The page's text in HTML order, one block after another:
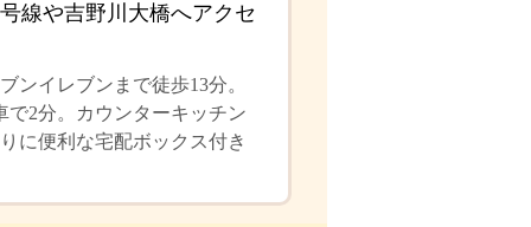
線や吉野川大橋へアクセ
ンイレブンまで徒歩13分。
で2分。カウンターキッチン
に便利な宅配ボックス付き